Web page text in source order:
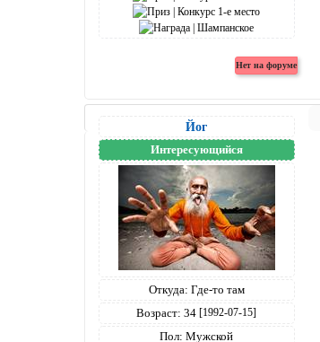
Йог
Интересующийся
Откуда: Где-то там
Возраст: 34 [1992-07-15]
Пол: Мужской